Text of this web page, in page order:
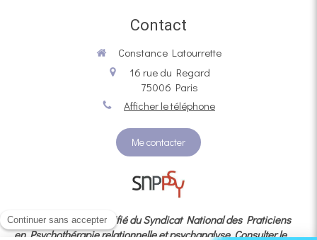
Contact
Constance Latourrette
16 rue du Regard
75006 Paris
Afficher le téléphone
Me contacter
Membre adhérent certifié du Syndicat National des Praticiens
en Psychothérapie relationnelle et psychanalyseConsulter le